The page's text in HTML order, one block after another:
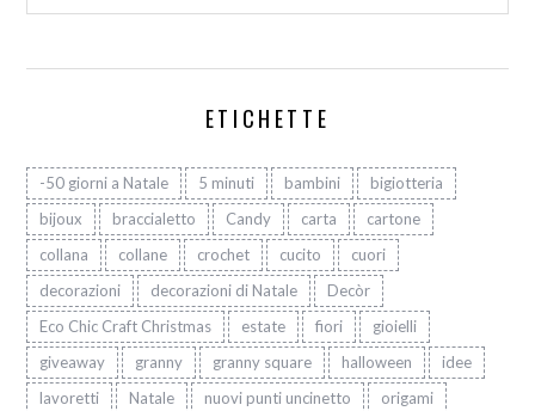
ETICHETTE
-50 giorni a Natale 5 minuti bambini
bigiotteria
bijoux
braccialetto Candy carta
cartone
collana
collane crochet cucito
cuori
decorazioni
decorazioni di Natale
Decòr
Eco Chic Craft Christmas
estate fiori
gioielli
giveaway
granny granny square halloween
idee
lavoretti
Natale nuovi punti uncinetto
origami